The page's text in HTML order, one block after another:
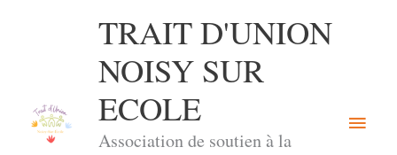
TRAIT D'UNION
NOISY SUR
ECOLE
Association de soutien à la
Menu